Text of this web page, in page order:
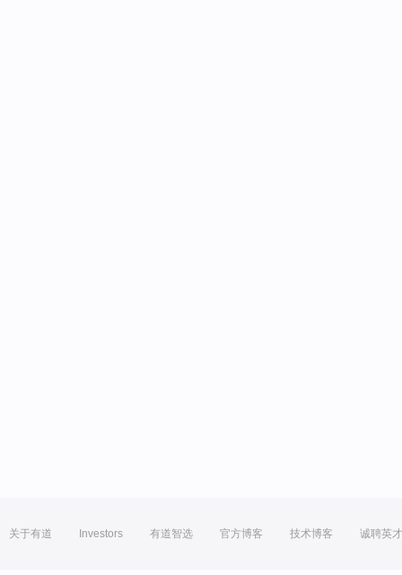
关于有道 Investors 有道智选 官方博客 技术博客 诚聘英才